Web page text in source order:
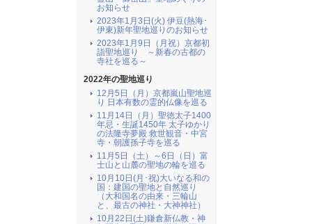
お知らせ
2023年1月3日(火) 伊豆(熱海･
伊東)新年聖地巡りのお知らせ
2023年1月9日（月祝）京都初
詣聖地巡り ～新春の古都の
寺社を巡る～
2022年の聖地巡り
12月5日（月）京都嵐山聖地巡
り 日本有数の霊的仏像を巡る
11月14日（月）聖徳太子1400
年忌・生誕1450年 太子ゆかり
の法隆寺夢殿 救世観音・中宮
寺・朝護孫子寺を巡る
11月5日（土）～6日（日）富
士山と山麓の聖地の輪を巡る
10月10日(月･祝)大いなる和の
国：建国の聖地と自然巡り
（大和国名の由来・三輪山
と、最古の神社・大神神社）
10月22日(土)鎌倉新仏教・神